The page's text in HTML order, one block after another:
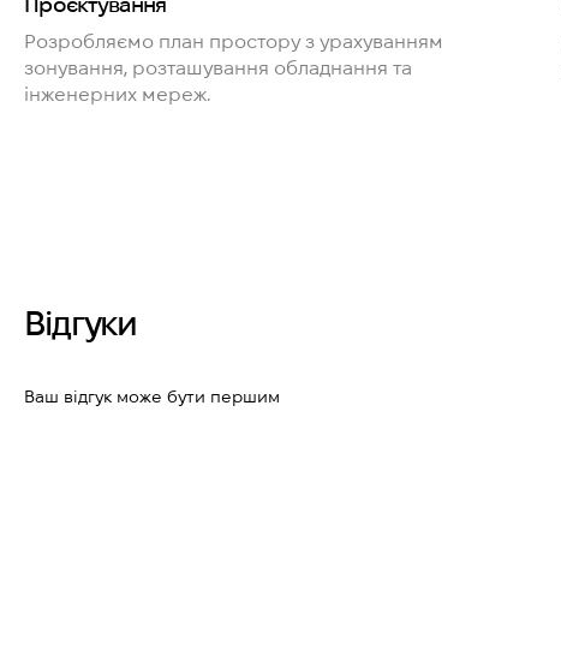
Розробляємо план простору з урахуванням
зонування, розташування обладнання та
інженерних мереж.
Відгуки
Ваш відгук може бути першим